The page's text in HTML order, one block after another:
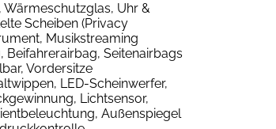
Wärmeschutzglas, Uhr &
Scheiben (Privacy
Musikstreaming
Seitenairbags
Vordersitze
LED-Scheinwerfer,
Lichtsensor,
Außenspiegel